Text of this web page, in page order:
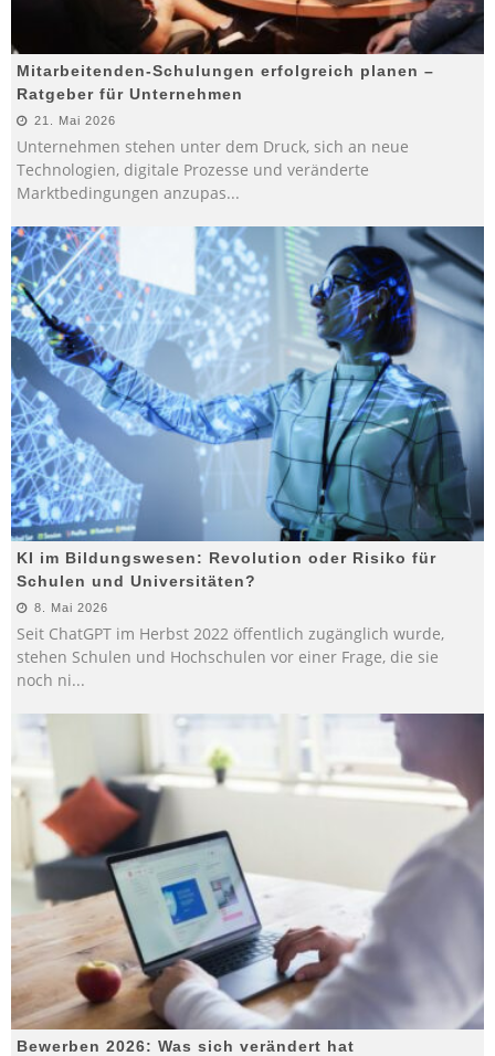
Mitarbeitenden-Schulungen erfolgreich planen –
Ratgeber für Unternehmen
21. Mai 2026
Unternehmen stehen unter dem Druck, sich an neue
Technologien, digitale Prozesse und veränderte
Marktbedingungen anzupas...
KI im Bildungswesen: Revolution oder Risiko für
Schulen und Universitäten?
8. Mai 2026
Seit ChatGPT im Herbst 2022 öffentlich zugänglich wurde,
stehen Schulen und Hochschulen vor einer Frage, die sie
noch ni...
Bewerben 2026: Was sich verändert hat